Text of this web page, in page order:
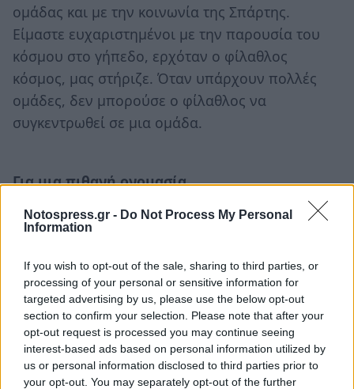
Notospress.gr - Do Not Process My Personal
Information
If you wish to opt-out of the sale, sharing to third parties, or
processing of your personal or sensitive information for
targeted advertising by us, please use the below opt-out
section to confirm your selection. Please note that after your
opt-out request is processed you may continue seeing
interest-based ads based on personal information utilized by
us or personal information disclosed to third parties prior to
your opt-out. You may separately opt-out of the further
ομάδας και με την κοινωνία της Σπάρτης.
Είμαστε ευχαριστημένοι με την παρουσία του
κόσμου στο γήπεδο, ερχόταν ο φίλαθλος
κόσμος, μας στήριζε. Όταν υπάρχουν πολλές
ομάδες, δεν μπορούσε ο φίλαθλος να
συγκεντρωθεί σε μια ομάδα.
Για μια πιθανή ονομασία
Πιθανή ονομασία της ομάδας είναι «Α.Ε. Δήμου
Σπάρτης». Το νέο Δ.Σ. θα αποφασίσει.